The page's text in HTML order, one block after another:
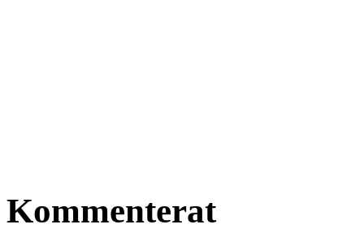
Kommenterat